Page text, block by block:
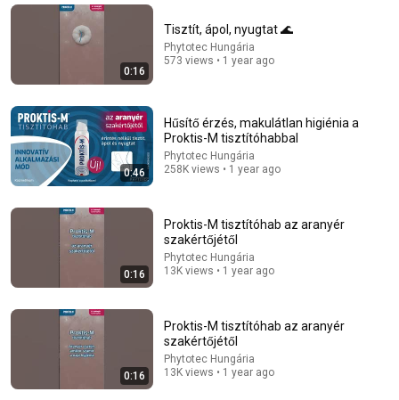
Dr. Daniel Mázl • 55K views
Stool Stuck & Won’t Come Out? Proctologist Explains
What To Do Immediately
0:16
Tisztít, ápol, nyugtat 🌊
Phytotec Hungária
573 views • 1 year ago
0:46
Hűsítő érzés, makulátlan higiénia a
Proktis-M tisztítóhabbal
Phytotec Hungária
258K views • 1 year ago
0:16
Proktis-M tisztítóhab az aranyér
szakértőjétől
Phytotec Hungária
13K views • 1 year ago
0:16
Proktis-M tisztítóhab az aranyér
szakértőjétől
Phytotec Hungária
13K views • 1 year ago